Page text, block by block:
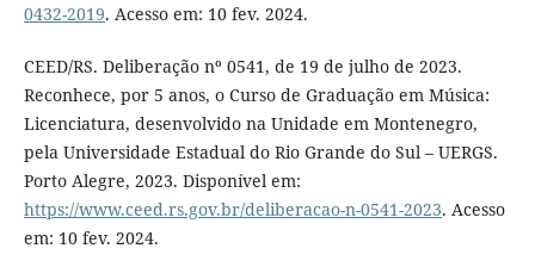
0432-2019. Acesso em: 10 fev. 2024.
CEED/RS. Deliberação nº 0541, de 19 de julho de 2023.
Reconhece, por 5 anos, o Curso de Graduação em Música:
Licenciatura, desenvolvido na Unidade em Montenegro,
pela Universidade Estadual do Rio Grande do Sul – UERGS.
Porto Alegre, 2023. Disponível em:
https://www.ceed.rs.gov.br/deliberacao-n-0541-2023. Acesso
em: 10 fev. 2024.